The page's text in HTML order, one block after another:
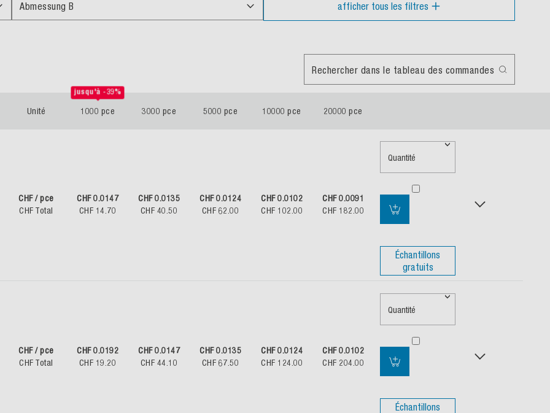
Abmessung B afficher tous les filtres
Rechercher dans le tableau des commandes
Unité
jusqu'à -39%
1000 pce 3000 pce 5000 pce 10000 pce 20000 pce
CHF / pce
CHF Total
CHF 0.0147
CHF 14.70
CHF 0.0135
CHF 40.50
CHF 0.0124
CHF 62.00
CHF 0.0102
CHF 102.00
CHF 0.0091
CHF 182.00
Quantité
Échantillons
gratuits
CHF / pce
CHF Total
CHF 0.0192
CHF 19.20
CHF 0.0147
CHF 44.10
CHF 0.0135
CHF 67.50
CHF 0.0124
CHF 124.00
CHF 0.0102
CHF 204.00
Quantité
Échantillons